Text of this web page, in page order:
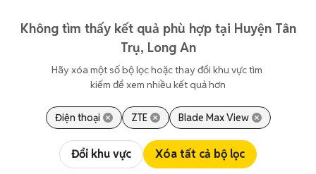
Không tìm thấy kết quả phù hợp tại Huyện Tân
Trụ, Long An
Hãy xóa một số bộ lọc hoặc thay đổi khu vực tìm
kiếm để xem nhiều kết quả hơn
Điện thoại ZTE Blade Max View
Đổi khu vực Xóa tất cả bộ lọc